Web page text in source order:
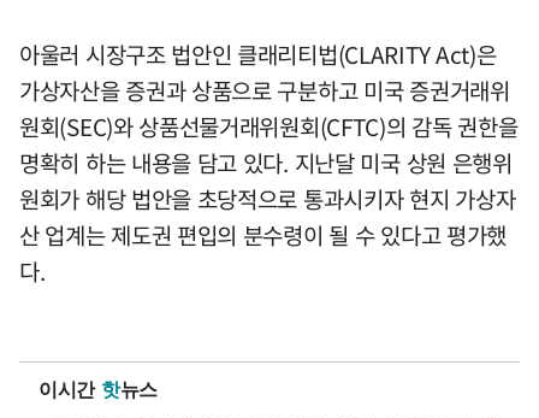
아울러 시장구조 법안인 클래리티법(CLARITY Act)은
가상자산을 증권과 상품으로 구분하고 미국 증권거래위
원회(SEC)와 상품선물거래위원회(CFTC)의 감독 권한을
명확히 하는 내용을 담고 있다. 지난달 미국 상원 은행위
원회가 해당 법안을 초당적으로 통과시키자 현지 가상자
산 업계는 제도권 편입의 분수령이 될 수 있다고 평가했
다.
이시간 핫뉴스